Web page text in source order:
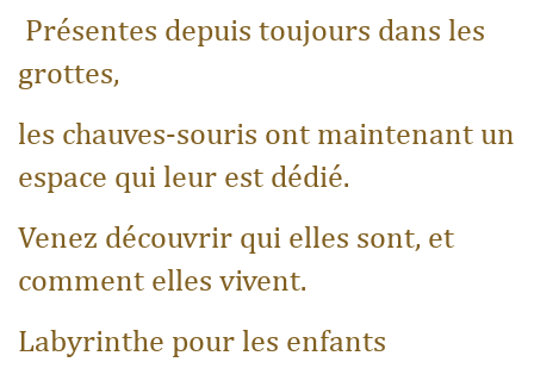
Présentes depuis toujours dans les
grottes,
les chauves-souris ont maintenant un
espace qui leur est dédié.
Venez découvrir qui elles sont, et
comment elles vivent.
Labyrinthe pour les enfants